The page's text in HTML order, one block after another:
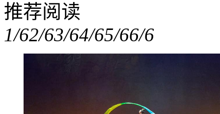
推荐阅读
1/62/63/64/65/66/6